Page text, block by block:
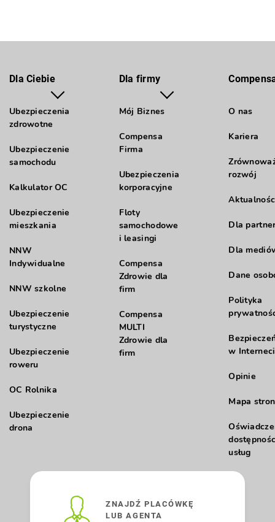
Dla Ciebie
Ubezpieczenia
zdrowotne
Ubezpieczenie
samochodu
Kalkulator OC
Ubezpieczenie
mieszkania
NNW
Indywidualne
NNW szkolne
Ubezpieczenie
turystyczne
Ubezpieczenie
roweru
OC Rolnika
Ubezpieczenie
drona
Dla firmy
Mój Biznes
Compensa
Firma
Ubezpieczenia
korporacyjne
Floty
samochodowe
i leasingi
Compensa
Zdrowie dla
firm
Compensa
MULTI
Zdrowie dla
firm
O nas
Kariera
rozwój
Dla
Dla
Dane
Polityka
w
Opinie
Mapa
usług
ZNAJDŹ PLACÓWKĘ
LUB AGENTA